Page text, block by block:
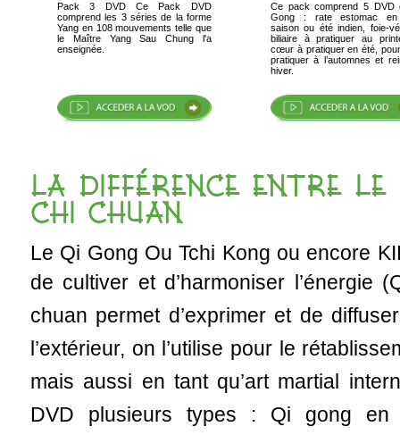
Pack 3 DVD Ce Pack DVD
comprend les 3 séries de la forme
Yang en 108 mouvements telle que
le Maître Yang Sau Chung l'a
enseignée.
Ce pack comprend 5 DVD
Gong : rate estomac en
saison ou été indien, foie-
biliaire à pratiquer au
cœur à pratiquer en été, poumon à
pratiquer à l’automnes et
hiver.
LA DIFFÉRENCE ENTRE
CHI CHUAN
Le Qi Gong Ou Tchi Kong ou encore
de cultiver et d’harmoniser
l’énergie
chuan permet d’exprimer et de
l’extérieur, on l’utilise pour le
mais aussi en tant qu’art martial
DVD plusieurs types : Qi gong